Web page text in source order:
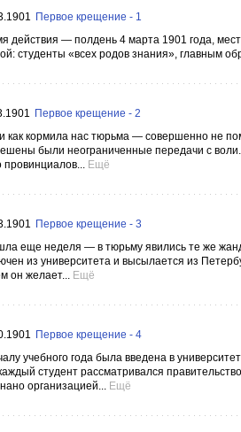
Первое крещение - 1
действия — полдень 4 марта 1901 года,
студенты «всех родов знания», главным
Первое крещение - 2
как кормила нас тюрьма — совершенно не
были неограниченные передачи с
провинциалов... Ещё
Первое крещение - 3
еще неделя — в тюрьму явились те же
из университета и высылается из
он желает... Ещё
Первое крещение - 4
учебного года была введена в
студент рассматривался
организацией... Ещё